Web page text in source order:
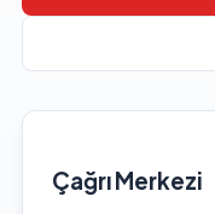
Çağrı Merkezi